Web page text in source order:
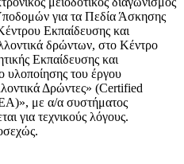
για τα Πεδία Άσκησης
Εκπαίδευσης και
δρώντων, στο Κέντρο
Εκπαίδευσης και
υλοποίησης του έργου
Δρώντες» (Certified
με α/α συστήματος
για τεχνικούς λόγους.